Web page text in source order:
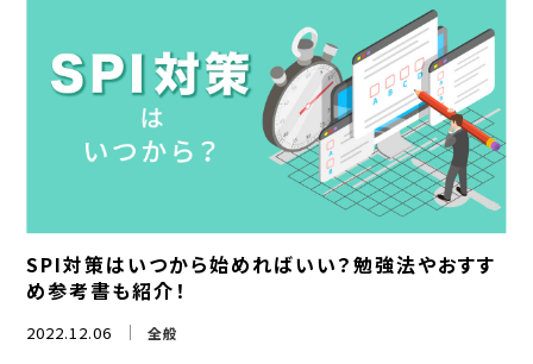
SPI対策はいつから始めればいい？勉強法やおすす
め参考書も紹介！
2022.12.06 全般